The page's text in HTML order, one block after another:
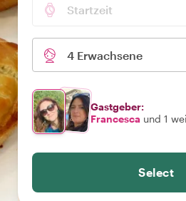
Startzeit
4 Erwachsene
Gastgeber:
Francesca und 1
Select